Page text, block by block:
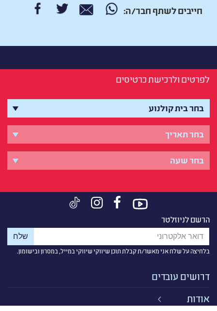
חייבים לשתף חבר/ה:
לפרטים ולרכישת כרטיסים
הרשם לניוזלטר
בלחיצה על שלח אני מאשר/ת קבלת תוכן שיווקי שיווקי במייל, במסרון ובישומון.
דרושים עובדים
אודות